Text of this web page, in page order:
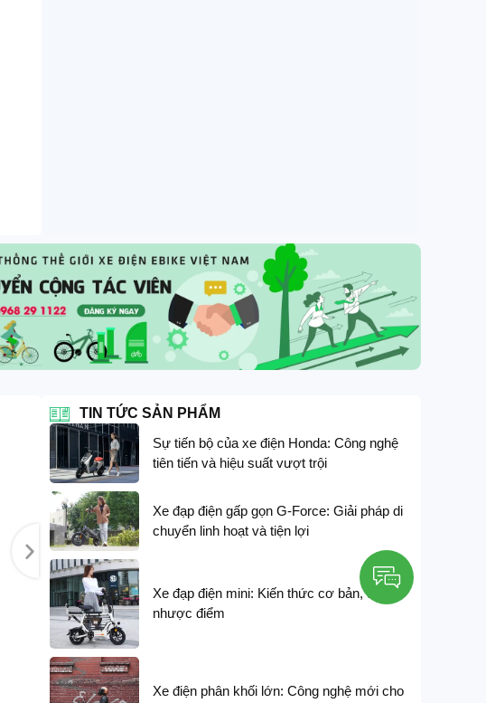
14,200,000
TIN TỨC SẢN PHẨM
Sự tiến bộ của xe điện Honda: Công nghệ
tiên tiến và hiệu suất vượt trội
Xe đạp điện gấp gọn G-Force: Giải pháp di
chuyển linh hoạt và tiện lợi
Xe đạp điện mini: Kiến thức cơ bản, ưu và
nhược điểm
Xe điện phân khối lớn: Công nghệ mới cho